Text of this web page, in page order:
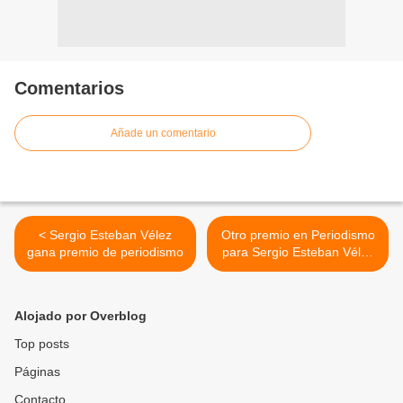
Comentarios
Añade un comentario
< Sergio Esteban Vélez
gana premio de periodismo
Otro premio en Periodismo
para Sergio Esteban Vélez
>
Alojado por Overblog
Top posts
Páginas
Contacto